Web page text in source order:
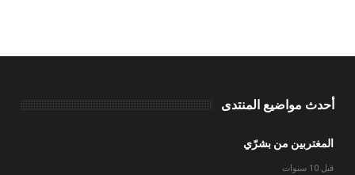
أحدث مواضيع المنتدى
المغتربين من بشرّي
قبل 10 سنوات